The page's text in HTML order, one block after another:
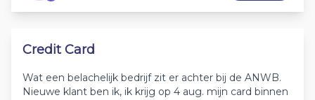
Credit Card
Wat een belachelijk bedrijf zit er achter bij de ANWB.
Nieuwe klant ben ik, ik krijg op 4 aug. mijn card binnen